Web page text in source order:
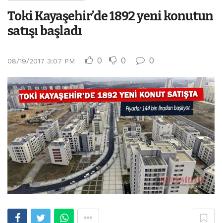
Toki Kayaşehir’de 1892 yeni konutun
satışı başladı
08/19/2017 3:07 PM 0 0 0